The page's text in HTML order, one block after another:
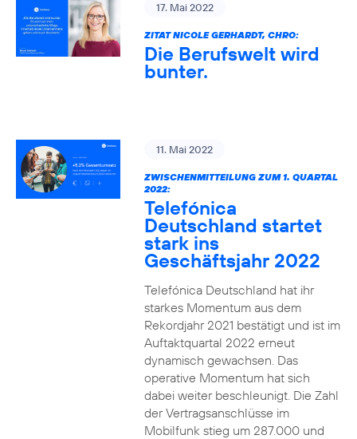
17. Mai 2022
ZITAT NICOLE GERHARDT, CHRO:
Die Berufswelt wird
bunter.
11. Mai 2022
ZWISCHENMITTEILUNG ZUM 1. QUARTAL
2022:
Telefónica
Deutschland startet
stark ins
Geschäftsjahr 2022
Telefónica Deutschland hat ihr
starkes Momentum aus dem
Rekordjahr 2021 bestätigt und ist im
Auftaktquartal 2022 erneut
dynamisch gewachsen. Das
operative Momentum hat sich
dabei weiter beschleunigt. Die Zahl
der Vertragsanschlüsse im
Mobilfunk stieg um 287.000 und